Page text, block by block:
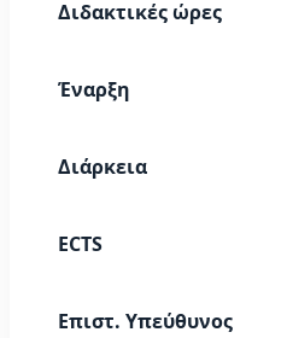
Διδακτικές ώρες
Έναρξη
Διάρκεια
ECTS
Επιστ. Υπεύθυνος